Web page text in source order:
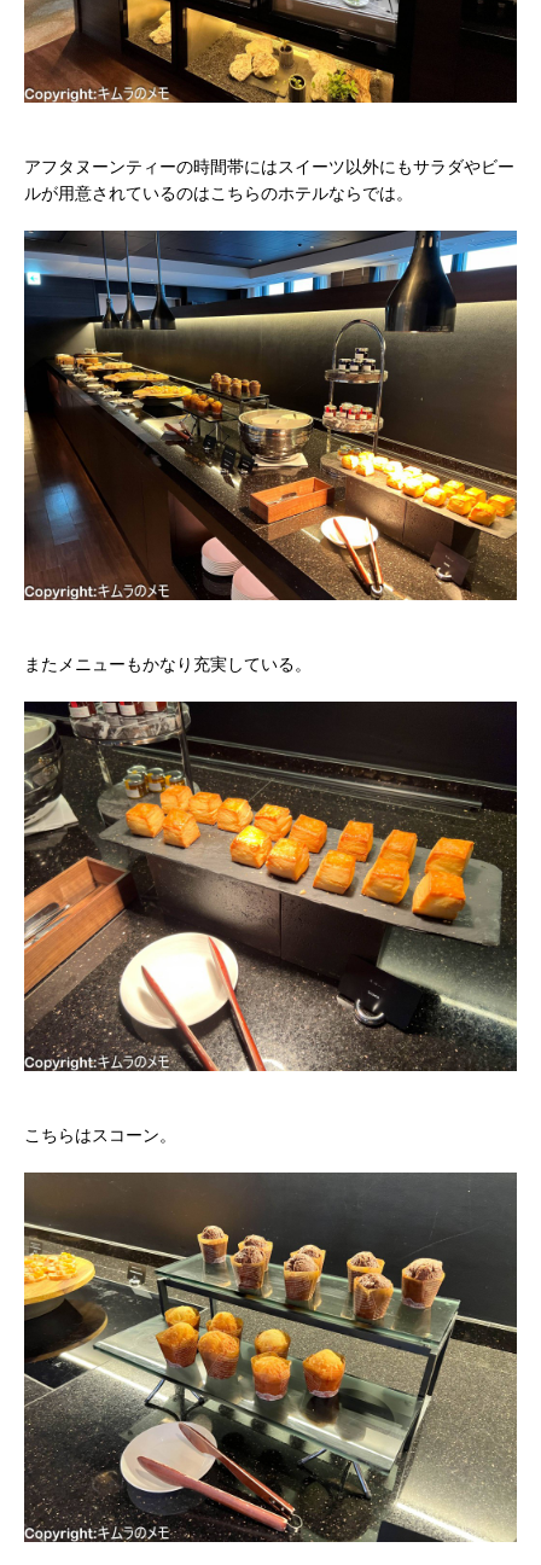
アフタヌーンティーの時間帯にはスイーツ以外にもサラダやビー
ルが用意されているのはこちらのホテルならでは。
またメニューもかなり充実している。
こちらはスコーン。